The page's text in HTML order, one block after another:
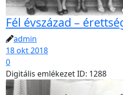
Fél évszázad –
admin
18 okt 2018
0
Digitális emlékezet ID: 1288